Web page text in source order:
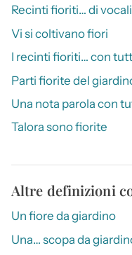
Recinti fioriti… di vocali
Vi si coltivano fiori
I recinti fioriti… con
Parti fiorite del
Una nota parola con
Talora sono fiorite
Altre definizioni
Un fiore da giardino
Una… scopa da